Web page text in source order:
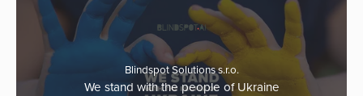
Blindspot Solutions s.r.o.
We stand with the people of Ukraine